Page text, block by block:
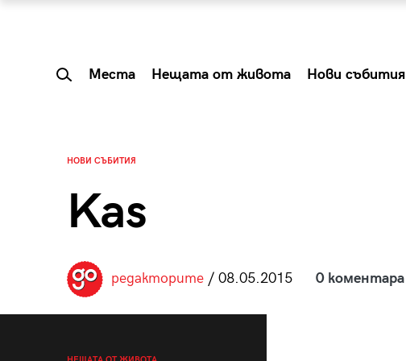
Места Нещата от живота Нови събития
НОВИ СЪБИТИЯ
Kas
редакторите/ 08.05.2015 0 коментара